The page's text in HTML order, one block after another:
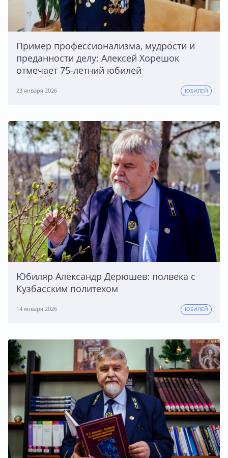
Пример профессионализма, мудрости и
преданности делу: Алексей Хорешок
отмечает 75-летний юбилей
23 января 2026 ЮБИЛЕЙ
Юбиляр Александр Дерюшев: полвека с
Кузбасским политехом
14 января 2026 ЮБИЛЕЙ